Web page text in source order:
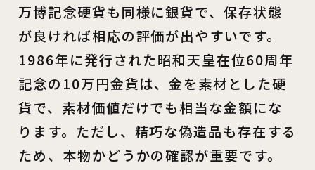
万博記念硬貨も同様に銀貨で、保存状態
が良ければ相応の評価が出やすいです。
1986年に発行された昭和天皇在位60周年
記念の10万円金貨は、金を素材とした硬
貨で、素材価値だけでも相当な金額にな
ります。ただし、精巧な偽造品も存在する
ため、本物かどうかの確認が重要です。